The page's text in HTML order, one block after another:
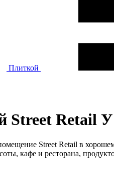
Плиткой
Retail
Street Retail в
кафе и ресторана,